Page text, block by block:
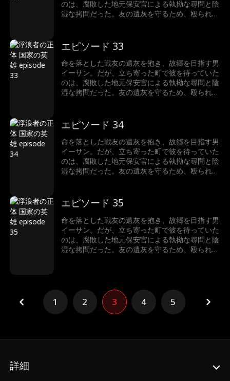
が、こんな田舎の警察署に？ そして、口を閉ざ
し続けたイーサンの凄絶な過去とは…… 封印され
のは、腐敗した地元保安官による執拗な尋問と陰
湿な拷問だった。友の遺灰を守るため、殴られて
越え、あろうことか尊い遺灰を汚した瞬間――事
態は予測不能の結末へと転がり出す。最悪の展開
を打ち破るように現れたのは、今やFBI長官とな
ったかつての部下だった！なぜ国家権力のトップ
が、こんな田舎の警察署に？ そして、口を閉ざ
し続けたイーサンの凄絶な過去とは…… 封印され
エピソード 33
命を落とした戦友の遺灰を抱き、故郷を目指す男
イーサン。だが、立ち寄った町で彼を待っていた
のは、腐敗した地元保安官による執拗な尋問と陰
湿な拷問だった。友の遺灰を守るため、殴られて
越え、あろうことか尊い遺灰を汚した瞬間――事
態は予測不能の結末へと転がり出す。最悪の展開
を打ち破るように現れたのは、今やFBI長官とな
ったかつての部下だった！なぜ国家権力のトップ
が、こんな田舎の警察署に？ そして、口を閉ざ
し続けたイーサンの凄絶な過去とは…… 封印され
エピソード 34
命を落とした戦友の遺灰を抱き、故郷を目指す男
イーサン。だが、立ち寄った町で彼を待っていた
のは、腐敗した地元保安官による執拗な尋問と陰
湿な拷問だった。友の遺灰を守るため、殴られて
越え、あろうことか尊い遺灰を汚した瞬間――事
態は予測不能の結末へと転がり出す。最悪の展開
を打ち破るように現れたのは、今やFBI長官とな
ったかつての部下だった！なぜ国家権力のトップ
が、こんな田舎の警察署に？ そして、口を閉ざ
し続けたイーサンの凄絶な過去とは…… 封印され
エピソード 35
命を落とした戦友の遺灰を抱き、故郷を目指す男
イーサン。だが、立ち寄った町で彼を待っていた
のは、腐敗した地元保安官による執拗な尋問と陰
湿な拷問だった。友の遺灰を守るため、殴られて
態は予測不能の結末へと転がり出す。最悪の展開
を打ち破るように現れたのは、今やFBI長官とな
ったかつての部下だった！なぜ国家権力のトップ
が、こんな田舎の警察署に？ そして、口を閉ざ
たアメリカの誇りが、いま目を覚ます。
1 2 3 4 5
詳細